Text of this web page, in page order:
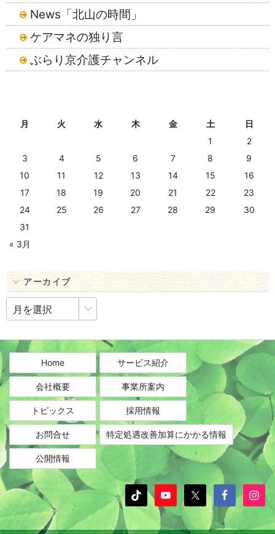
News「北山の時間」
ケアマネの独り言
ぶらり京介護チャンネル
月 火 水 木 金 土
日
1
2
3
4 5 6 7 8
9
10
11 12 13 14 15
16
17
18 19 20 21 22
23
24
25 26 27 28 29
30
31
« 3月
アーカイブ
ア
ー
カ
ブ
Home
サービス紹介
会社概要 事業所案内
トピックス 採用情報
お問合せ 特定処遇改善加算にかかる情報
公開情報